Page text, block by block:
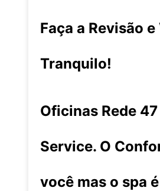
Faça a Revisão
Tranquilo!
Oficinas Rede
Service. O
você mas o spa